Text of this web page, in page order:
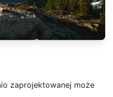
zaprojektowanej może